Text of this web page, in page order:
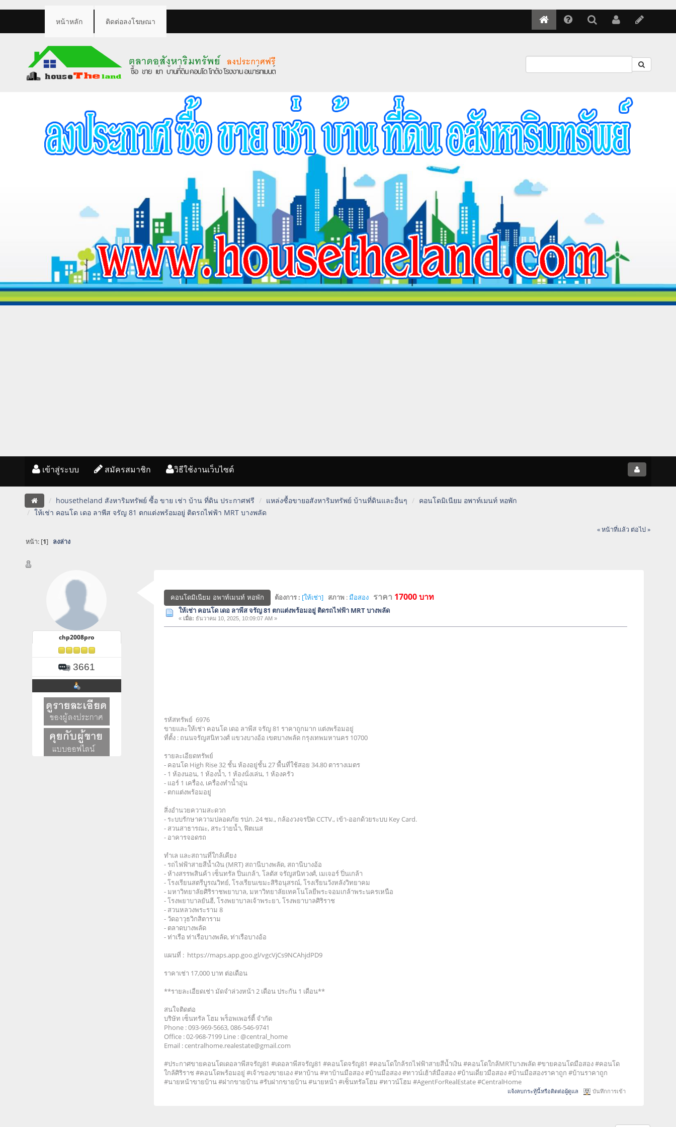
หน้าหลัก ติดต่อลงโฆษณา
เข้าสู่ระบบ สมัครสมาชิก วิธีใช้งานเว็บไซต์
housetheland สังหาริมทรัพย์ ซื้อ ขาย เช่า บ้าน ที่ดิน ประกาศฟรี แหล่งซื้อขายอสังหาริมทรัพย์ บ้านที่ดินและอื่นๆ
คอนโดมิเนียม อพาท์เมนท์ หอพัก
ให้เช่า คอนโด เดอ ลาพีส จรัญ 81 ตกแต่งพร้อมอยู่ ติดรถไฟฟ้า MRT บางพลัด
« หน้าที่แล้ว ต่อไป »
หน้า: [1] ลงล่าง
chp2008pro
3661
คอนโดมิเนียม อพาท์เมนท์ หอพัก ต้องการ : [ให้เช่า] สภาพ :มือสอง ราคา 17000 บาท
ให้เช่า คอนโด เดอ ลาพีส จรัญ 81 ตกแต่งพร้อมอยู่ ติดรถไฟฟ้า MRT บางพลัด
« เมื่อ: ธันวาคม 10, 2025, 10:09:07 AM »
รหัสทรัพย์ 6976
ขายและให้เช่า คอนโด เดอ ลาพีส จรัญ 81 ราคาถูกมาก แต่งพร้อมอยู่
ที่ตั้ง : ถนนจรัญสนิทวงศ์ แขวงบางอ้อ เขตบางพลัด กรุงเทพมหานคร 10700
รายละเอียดทรัพย์
- คอนโด High Rise 32 ชั้น ห้องอยู่ชั้น 27 พื้นที่ใช้สอย 34.80 ตารางเมตร
- 1 ห้องนอน, 1 ห้องน้ำ, 1 ห้องนั่งเล่น, 1 ห้องครัว
- แอร์ 1 เครื่อง, เครื่องทำน้ำอุ่น
- ตกแต่งพร้อมอยู่
สิ่งอำนวยความสะดวก
- ระบบรักษาความปลอดภัย รปภ. 24 ชม., กล้องวงจรปิด CCTV., เข้า-ออกด้วยระบบ Key Card.
- สวนสาธารณะ, สระว่ายน้ำ, ฟิตเนส
- อาคารจอดรถ
ทำเล และสถานที่ใกล้เคียง
- รถไฟฟ้าสายสีน้ำเงิน (MRT) สถานีบางพลัด, สถานีบางอ้อ
- ห้างสรรพสินค้า เซ็นทรัล ปิ่นเกล้า, โลตัส จรัญสนิทวงศ์, เมเจอร์ ปิ่นเกล้า
- โรงเรียนสตรีบูรณวิทย์, โรงเรียนเขมะสิริอนุสรณ์, โรงเรียนวังหลังวิทยาคม
- มหาวิทยาลัยศิริราชพยาบาล, มหาวิทยาลัยเทคโนโลยีพระจอมเกล้าพระนครเหนือ
- โรงพยาบาลยันฮี, โรงพยาบาลเจ้าพระยา, โรงพยาบาลศิริราช
- สวนหลวงพระราม 8
- วัดอาวุธวิกสิตาราม
- ตลาดบางพลัด
- ท่าเรือ ท่าเรือบางพลัด, ท่าเรือบางอ้อ
แผนที่ : https://maps.app.goo.gl/vgcVjCs9NCAhjdPD9
ราคาเช่า 17,000 บาท ต่อเดือน
**รายละเอืยดเช่า มัดจำล่วงหน้า 2 เดือน ประกัน 1 เดือน**
สนใจติดต่อ
บริษัท เซ็นทรัล โฮม พร็อพเพอร์ตี้ จำกัด
Phone : 093-969-5663, 086-546-9741
Office : 02-968-7199 Line : @central_home
​​​​​​​Email : centralhome.realestate@gmail.com
#ประกาศขายคอนโดเดอลาพีสจรัญ81 #เดอลาพีสจรัญ81 #คอนโดจรัญ81 #คอนโดใกล้รถไฟฟ้าสายสีน้ำเงิน #คอนโดใกล้MRTบางพลัด #ขายคอนโดมือสอง #คอนโด
ใกล้ศิริราช #คอนโดพร้อมอยู่ #เจ้าของขายเอง #หาบ้าน #หาบ้านมือสอง #บ้านมือสอง #ทาวน์เฮ้าส์มือสอง #บ้านเดี่ยวมือสอง #บ้านมือสองราคาถูก #บ้านราคาถูก
#นายหน้าขายบ้าน #ฝากขายบ้าน #รับฝากขายบ้าน #นายหน้า #เซ็นทรัลโฮม #ทาวน์โฮม #AgentForRealEstate #CentralHome
แจ้งลบกระทู้นี้หรือติดต่อผู้ดูแล บันทึกการเข้า